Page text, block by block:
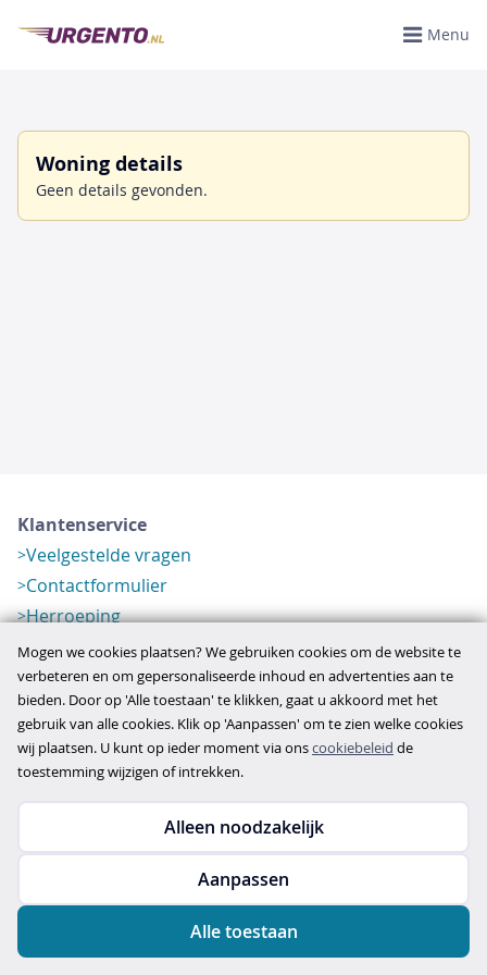
Menu
Woning details
Geen details gevonden.
Klantenservice
Veelgestelde vragen
Contactformulier
Herroeping
Over ons
Bedrijfsgegevens
Werkwijze
Overzichten
Verlopen aanbod
Copyright © 2026
privacy- en cookiebeleid
Mogen we cookies plaatsen? We gebruiken cookies om de website te
verbeteren en om gepersonaliseerde inhoud en advertenties aan te
bieden. Door op 'Alle toestaan' te klikken, gaat u akkoord met het
gebruik van alle cookies. Klik op 'Aanpassen' om te zien welke cookies
wij plaatsen. U kunt op ieder moment via onscookiebeleid de
toestemming wijzigen of intrekken.
Alleen noodzakelijk
Aanpassen
Alle toestaan